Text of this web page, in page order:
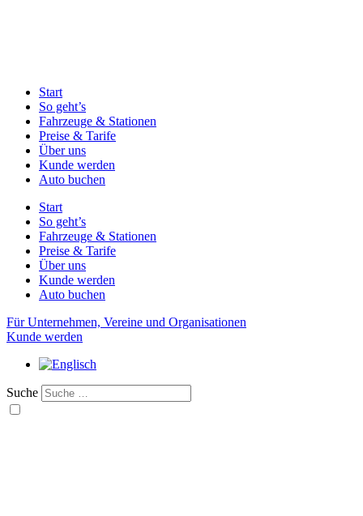
Start
So geht’s
Fahrzeuge & Stationen
Preise & Tarife
Über uns
Kunde werden
Auto buchen
Start
So geht’s
Fahrzeuge & Stationen
Preise & Tarife
Über uns
Kunde werden
Auto buchen
Für Unternehmen, Vereine und Organisationen
Kunde werden
Suche